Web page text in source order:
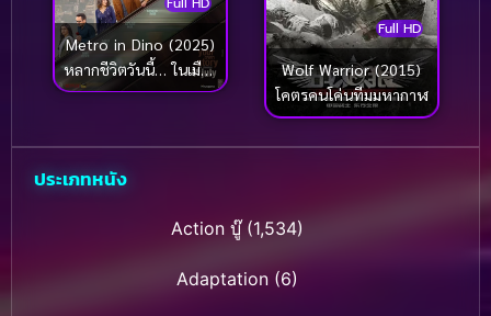
Metro in Dino (2025)
หลากชีวิตวันนี้… ในเมือง
ใหญ่
Full HD
Wolf Warrior (2015)
โคตรคนโค่นทีมมหากาฬ
ประเภทหนัง
Action บู๊(1,534)
Adaptation (6)